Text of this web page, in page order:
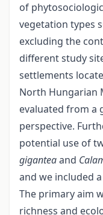
of
vegetation types
excluding the
different study
settlements
North Hungarian
evaluated from a
perspective.
potential use of
giganteaand
and we included
The primary aim
richness and